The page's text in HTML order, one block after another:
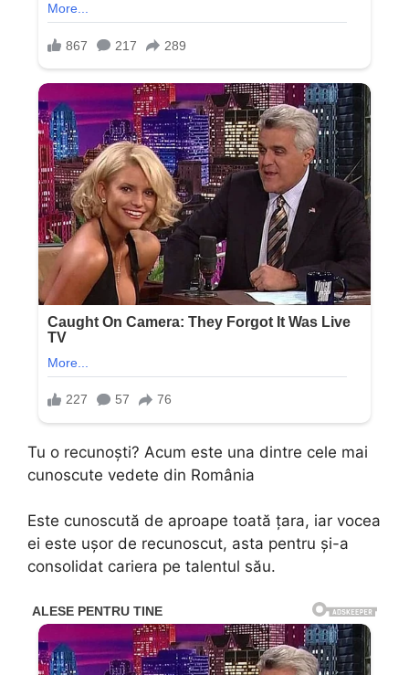
Tu o recunoști? Acum este una dintre cele mai
cunoscute vedete din România
Este cunoscută de aproape toată țara, iar vocea
ei este ușor de recunoscut, asta pentru și-a
consolidat cariera pe talentul său.